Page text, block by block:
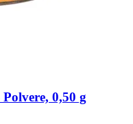
0,50 g